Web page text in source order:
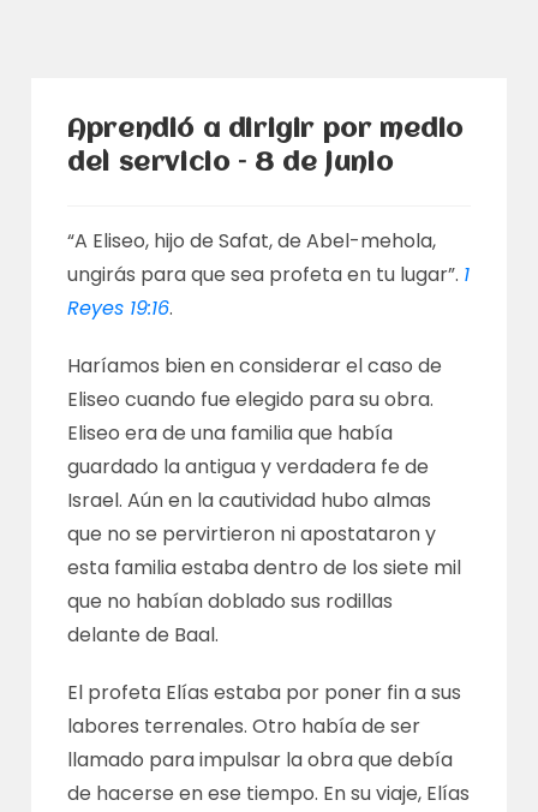
Aprendió a dirigir por medio
del servicio – 8 de junio
“A Eliseo, hijo de Safat, de Abel-mehola,
ungirás para que sea profeta en tu lugar”. 1
Reyes 19:16.
Haríamos bien en considerar el caso de
Eliseo cuando fue elegido para su obra.
Eliseo era de una familia que había
guardado la antigua y verdadera fe de
Israel. Aún en la cautividad hubo almas
que no se pervirtieron ni apostataron y
esta familia estaba dentro de los siete mil
que no habían doblado sus rodillas
delante de Baal.
El profeta Elías estaba por poner fin a sus
labores terrenales. Otro había de ser
llamado para impulsar la obra que debía
de hacerse en ese tiempo. En su viaje, Elías